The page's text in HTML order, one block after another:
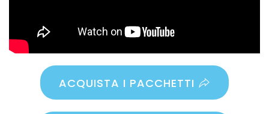
ACQUISTA I PACCHETTI